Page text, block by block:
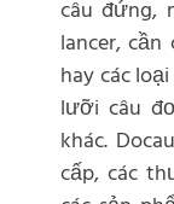
câu đứng,
lancer,
hay các
lưỡi câu
khác.
cấp, các